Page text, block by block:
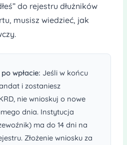
do rejestru dłużników
musisz wiedzieć, jak
wpłacie: Jeśli w końcu
i zostaniesz
nie wnioskuj o nowe
dnia. Instytucja
ma do 14 dni na
Złożenie wniosku za